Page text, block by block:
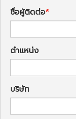
ชื่อผู้ติดต่อ
ตำแหน่ง
บริษัท